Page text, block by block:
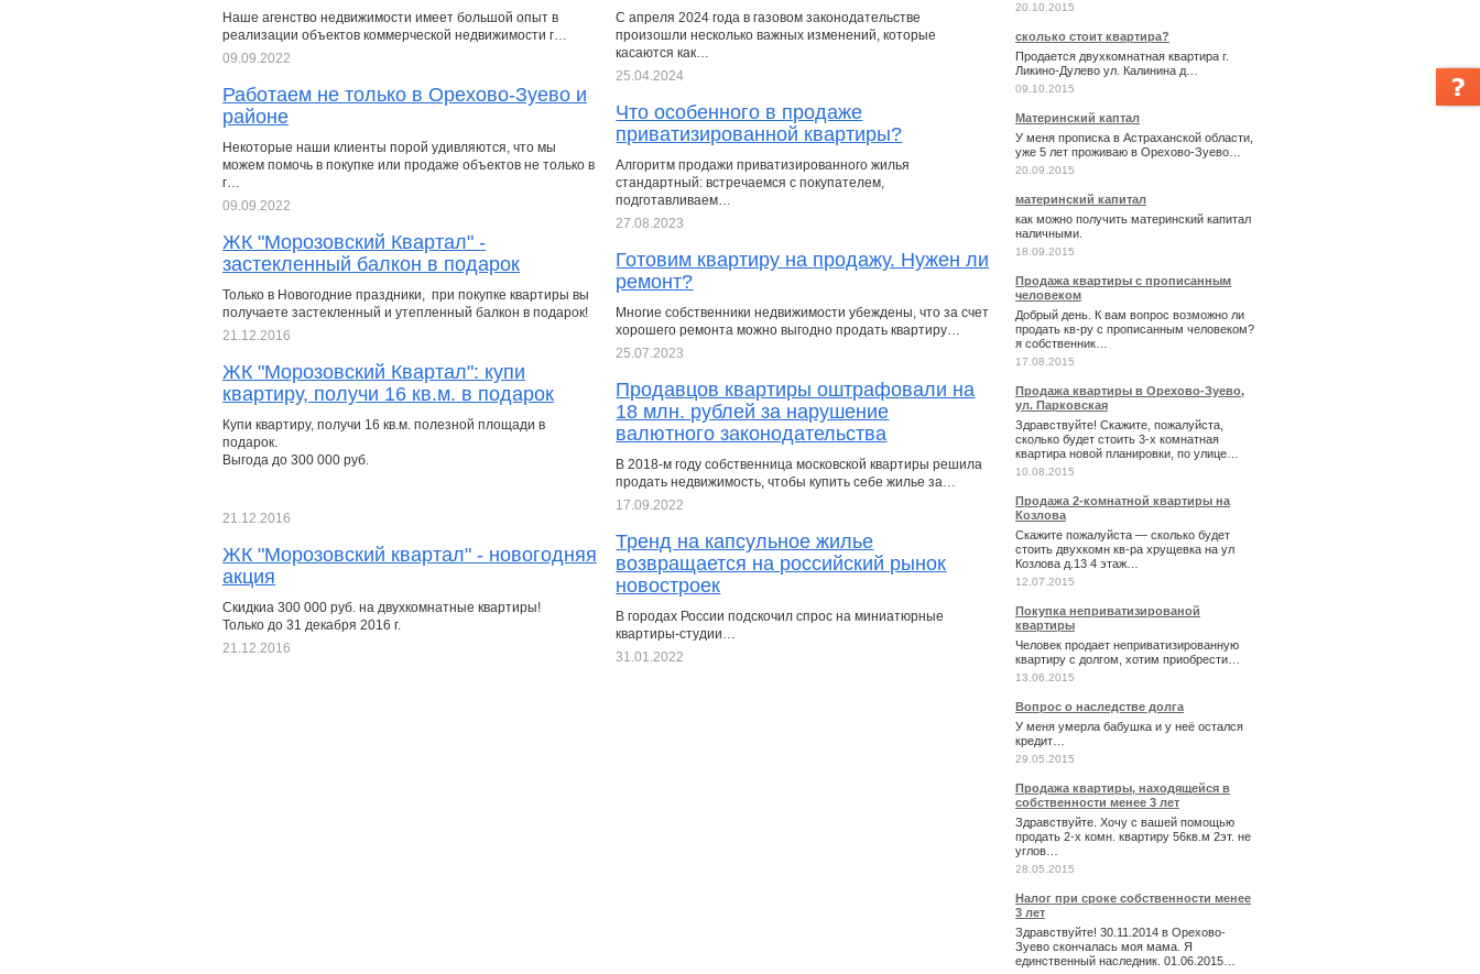
Наше агенство недвижимости имеет большой опыт в
реализации объектов коммерческой недвижимости г…
09.09.2022
Работаем не только в Орехово-Зуево и
районе
Некоторые наши клиенты порой удивляются, что мы
можем помочь в покупке или продаже объектов не только в
г…
09.09.2022
ЖК "Морозовский Квартал" -
застекленный балкон в подарок
Только в Новогодние праздники, при покупке квартиры вы
получаете застекленный и утепленный балкон в подарок!
21.12.2016
ЖК "Морозовский Квартал": купи
квартиру, получи 16 кв.м. в подарок
Купи квартиру, получи 16 кв.м. полезной площади в
подарок.
Выгода до 300 000 руб.
21.12.2016
ЖК "Морозовский квартал" - новогодняя
акция
Скидкиа 300 000 руб. на двухкомнатные квартиры!
Только до 31 декабря 2016 г.
21.12.2016
С апреля 2024 года в газовом законодательстве
произошли несколько важных изменений, которые
касаются как…
25.04.2024
Что особенного в продаже
приватизированной квартиры?
Алгоритм продажи приватизированного жилья
стандартный: встречаемся с покупателем,
подготавливаем…
27.08.2023
Готовим квартиру на продажу. Нужен ли
ремонт?
Многие собственники недвижимости убеждены, что за счет
хорошего ремонта можно выгодно продать квартиру…
25.07.2023
Продавцов квартиры оштрафовали на
18 млн. рублей за нарушение
валютного законодательства
В 2018-м году собственница московской квартиры решила
продать недвижимость, чтобы купить себе жилье за…
17.09.2022
Тренд на капсульное жилье
возвращается на российский рынок
новостроек
В городах России подскочил спрос на миниатюрные
квартиры-студии…
31.01.2022
20.10.2015
сколько стоит квартира?
Продается двухкомнатная квартира г.
Ликино-Дулево ул. Калинина д…
09.10.2015
Материнский каптал
У меня прописка в Астраханской области,
уже 5 лет проживаю в Орехово-Зуево…
20.09.2015
материнский капитал
как можно получить материнский капитал
наличными.
18.09.2015
Продажа квартиры с прописанным
человеком
Добрый день. К вам вопрос возможно ли
продать кв-ру с прописанным человеком?
я собственник…
17.08.2015
Продажа квартиры в Орехово-Зуево,
ул. Парковская
Здравствуйте! Скажите, пожалуйста,
сколько будет стоить 3-х комнатная
квартира новой планировки, по улице…
10.08.2015
Продажа 2-комнатной квартиры на
Козлова
Скажите пожалуйста — сколько будет
стоить двухкомн кв-ра хрущевка на ул
Козлова д.13 4 этаж…
12.07.2015
Покупка неприватизированой
квартиры
Человек продает неприватизированную
квартиру с долгом, хотим приобрести…
13.06.2015
Вопрос о наследстве долга
У меня умерла бабушка и у неё остался
кредит…
29.05.2015
Продажа квартиры, находящейся в
собственности менее 3 лет
Здравствуйте. Хочу с вашей помощью
продать 2-х комн. квартиру 56кв.м 2эт. не
углов…
28.05.2015
Налог при сроке собственности менее
3 лет
Здравствуйте! 30.11.2014 в Орехово-
Зуево скончалась моя мама. Я
единственный наследник. 01.06.2015…